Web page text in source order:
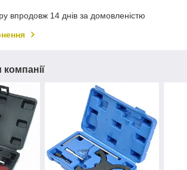
впродовж 14 днів за домовленістю
компанії